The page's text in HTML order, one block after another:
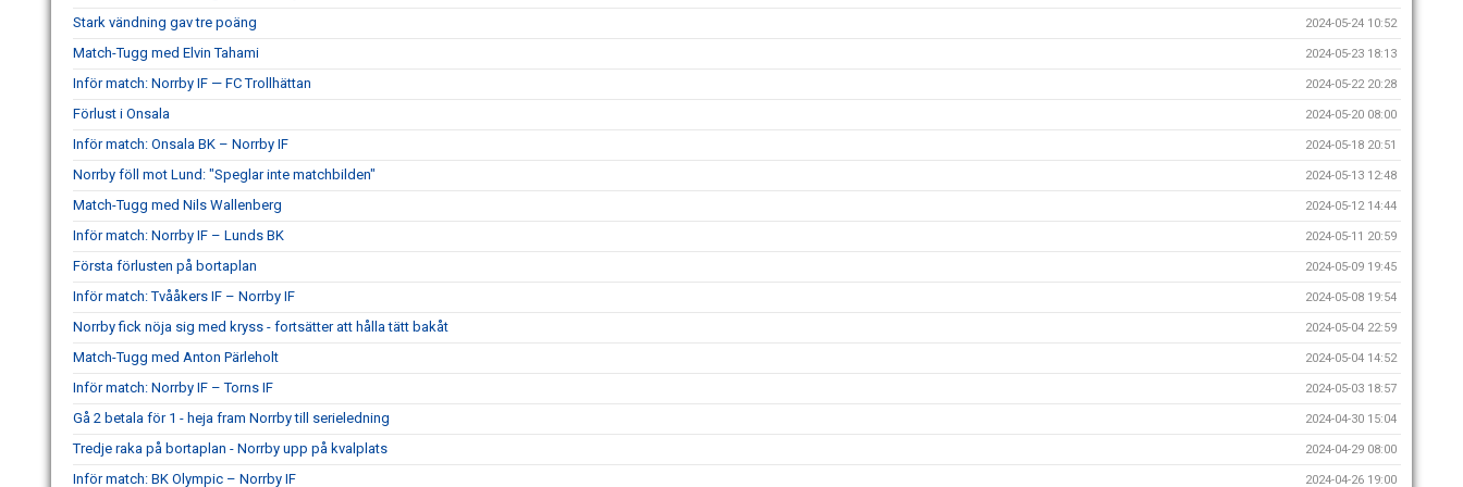
Stark vändning gav tre poäng 2024-05-24 10:52
Match-Tugg med Elvin Tahami 2024-05-23 18:13
Inför match: Norrby IF — FC Trollhättan 2024-05-22 20:28
Förlust i Onsala 2024-05-20 08:00
Inför match: Onsala BK – Norrby IF 2024-05-18 20:51
Norrby föll mot Lund: "Speglar inte matchbilden" 2024-05-13 12:48
Match-Tugg med Nils Wallenberg 2024-05-12 14:44
Inför match: Norrby IF – Lunds BK 2024-05-11 20:59
Första förlusten på bortaplan 2024-05-09 19:45
Inför match: Tvååkers IF – Norrby IF 2024-05-08 19:54
Norrby fick nöja sig med kryss - fortsätter att hålla tätt bakåt 2024-05-04 22:59
Match-Tugg med Anton Pärleholt 2024-05-04 14:52
Inför match: Norrby IF – Torns IF 2024-05-03 18:57
Gå 2 betala för 1 - heja fram Norrby till serieledning 2024-04-30 15:04
Tredje raka på bortaplan - Norrby upp på kvalplats 2024-04-29 08:00
Inför match: BK Olympic – Norrby IF 2024-04-26 19:00